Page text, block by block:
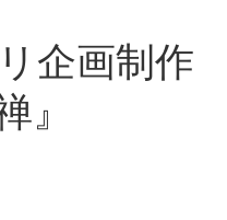
企画制作
』